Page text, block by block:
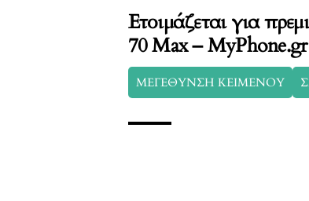
Ετοιμάζεται για
70 Max – MyPhone.gr
ΜΕΓΕΘΥΝΣΗ ΚΕΙΜΕΝΟΥ